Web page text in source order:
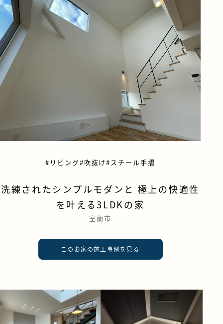
#リビング#吹抜け#スチール手摺
洗練されたシンプルモダンと 極上の快適性
を叶える3LDKの家
室蘭市
このお家の施工事例を見る